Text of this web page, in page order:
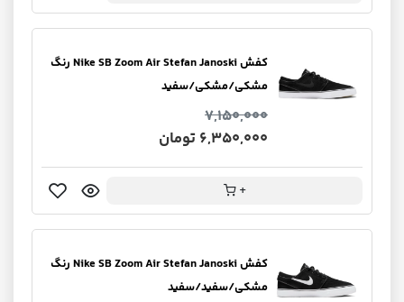
کفش Nike SB Zoom Air Stefan Janoski رنگ
مشکی/مشکی/سفید
7,150,000
6,350,000 تومان
+
کفش Nike SB Zoom Air Stefan Janoski رنگ
مشکی/سفید/سفید